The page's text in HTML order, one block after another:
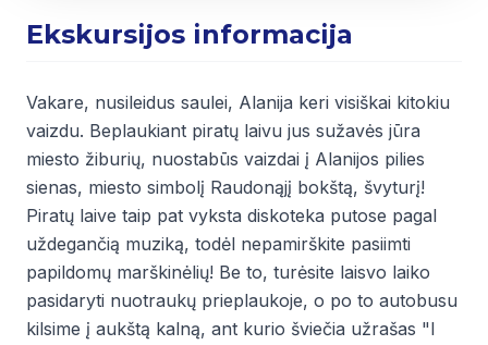
Ekskursijos informacija
Vakare, nusileidus saulei, Alanija keri visiškai kitokiu
vaizdu. Beplaukiant piratų laivu jus sužavės jūra
miesto žiburių, nuostabūs vaizdai į Alanijos pilies
sienas, miesto simbolį Raudonąjį bokštą, švyturį!
Piratų laive taip pat vyksta diskoteka putose pagal
uždegančią muziką, todėl nepamirškite pasiimti
papildomų marškinėlių! Be to, turėsite laisvo laiko
pasidaryti nuotraukų prieplaukoje, o po to autobusu
kilsime į aukštą kalną, ant kurio šviečia užrašas "I